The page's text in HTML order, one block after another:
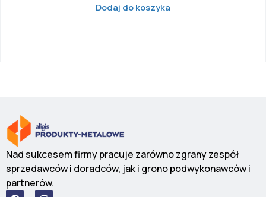
Dodaj do koszyka
Nad sukcesem firmy pracuje zarówno zgrany zespół
sprzedawców i doradców, jak i grono podwykonawców i
partnerów.
F I